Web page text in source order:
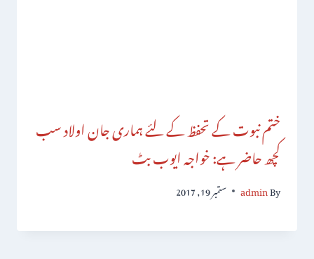
ختم نبوت کے تحفظ کے لئے ہماری جان اولاد سب
کچھ حاضر ہے: خواجہ ایوب بٹ
By
admin ستمبر 19, 2017